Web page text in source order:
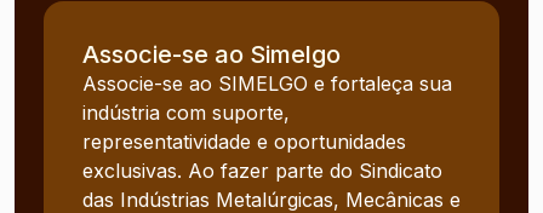
Associe-se ao Simelgo
Associe-se ao SIMELGO e fortaleça sua
indústria com suporte,
representatividade e oportunidades
exclusivas. Ao fazer parte do Sindicato
das Indústrias Metalúrgicas, Mecânicas e